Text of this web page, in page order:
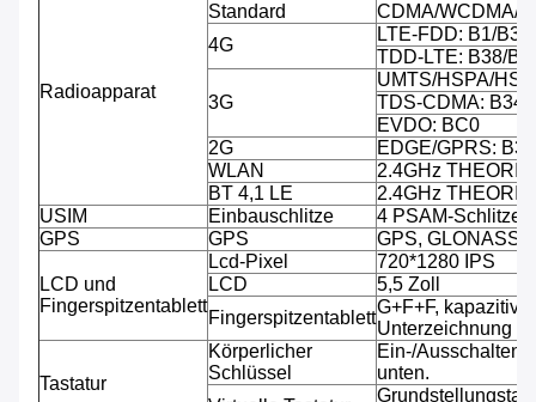
Radioapparat
Standard
CDMA/WCDMA/
4G
LTE-FDD: B1/B3/
TDD-LTE: B38/
3G
UMTS/HSPA/
TDS-CDMA: B34/
EVDO: BC0
2G
EDGE/GPRS: B3/
WLAN
2.4GHz
BT 4,1 LE
2.4GHz
USIM
Einbauschlitze
4 PSAM-Schlitze,
GPS
GPS GPS, GLONASS
LCD und
Fingerspitzentablett
Lcd-Pixel
720*1280 IPS
LCD
5,5 Zoll
Fingerspitzentablett
G+F+F,
Unterzeichnung
Tastatur
Körperlicher
Schlüssel
Ein-/Ausschalten,
unten.